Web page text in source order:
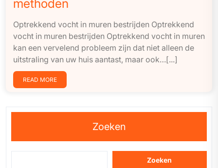
methoden
Optrekkend vocht in muren bestrijden Optrekkend
vocht in muren bestrijden Optrekkend vocht in muren
kan een vervelend probleem zijn dat niet alleen de
uitstraling van uw huis aantast, maar ook…[...]
READ MORE
Zoeken
Zoeken